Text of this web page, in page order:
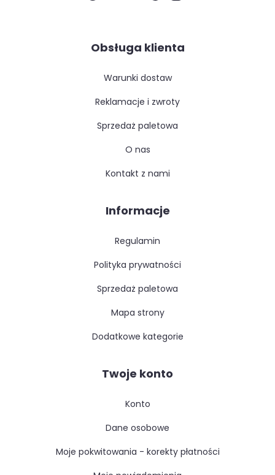
Obsługa klienta
warunki dostaw
reklamacje i zwroty
sprzedaż paletowa
o nas
kontakt z nami
Informacje
regulamin
polityka prywatności
sprzedaż paletowa
mapa strony
dodatkowe kategorie
Twoje konto
konto
dane osobowe
moje pokwitowania - korekty płatności